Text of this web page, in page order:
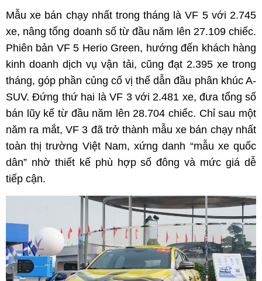
Mẫu xe bán chạy nhất trong tháng là VF 5 với 2.745
xe, nâng tổng doanh số từ đầu năm lên 27.109 chiếc.
Phiên bản VF 5 Herio Green, hướng đến khách hàng
kinh doanh dịch vụ vận tải, cũng đạt 2.395 xe trong
tháng, góp phần củng cố vị thế dẫn đầu phân khúc A-
SUV. Đứng thứ hai là VF 3 với 2.481 xe, đưa tổng số
bán lũy kế từ đầu năm lên 28.704 chiếc. Chỉ sau một
năm ra mắt, VF 3 đã trở thành mẫu xe bán chạy nhất
toàn thị trường Việt Nam, xứng danh “mẫu xe quốc
dân” nhờ thiết kế phù hợp số đông và mức giá dễ
tiếp cận.